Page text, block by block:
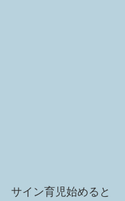
サイン育児始めると